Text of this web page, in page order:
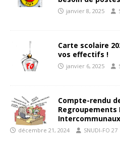
janvier 8, 2025
Carte scolaire
vos effectifs !
janvier 6, 2025
Compte-rendu
Regroupements
Intercommunaux
décembre 21, 2024 SNUDI-FO 27